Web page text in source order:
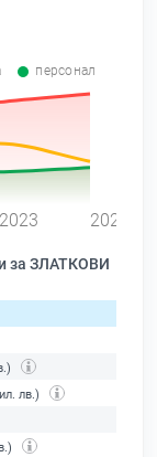
персонал
2023 2024
за ЗЛАТКОВИ
лв.)